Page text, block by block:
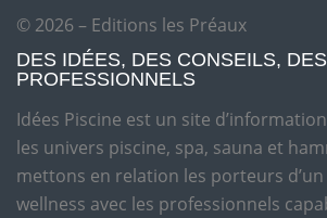
© 2026 – Editions les Préaux
DES IDÉES, DES CONSEILS,
PROFESSIONNELS
Idées Piscine est un site
les univers piscine, spa, sauna et
mettons en relation les porteurs
wellness avec les professionnels